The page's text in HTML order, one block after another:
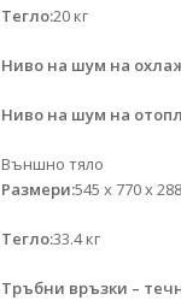
Тегло:20 кг
Ниво на шум на
Ниво на шум на
Външно тяло
Размери:545 x 770 x
Тегло:33.4 кг
Тръбни връзки –